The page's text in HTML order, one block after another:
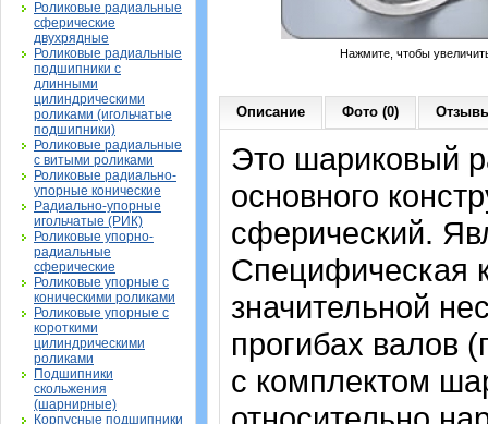
Роликовые радиальные
сферические
двухрядные
Роликовые радиальные
подшипники с
длинными
цилиндрическими
роликами (игольчатые
подшипники)
Роликовые радиальные
с витыми роликами
Роликовые радиально-
упорные конические
Радиально-упорные
игольчатые (РИК)
Роликовые упорно-
радиальные
сферические
Роликовые упорные с
коническими роликами
Роликовые упорные с
короткими
цилиндрическими
роликами
Подшипники
скольжения
(шарнирные)
Корпусные подшипники
Нажмите, чтобы
Описание Фото (0)
Это шариковый
основного
сферический.
Специфическая
значительной
прогибах валов
с комплектом